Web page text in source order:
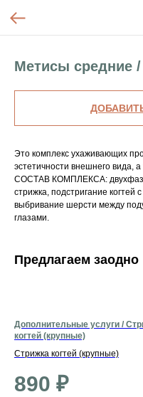
Метисы средние
Это комплекс ухаживающих
эстетичности внешнего вида,
СОСТАВ КОМПЛЕКСА:
стрижка, подстригание когтей
выбривание шерсти между
глазами.
Предлагаем заодно
Дополнительные услуги /
когтей (крупные)
Стрижка когтей (крупные)
890 ₽